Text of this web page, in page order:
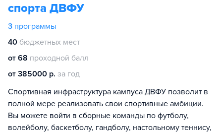
спорта ДВФУ
3 программы
40 бюджетных мест
от 68 проходной балл
от 385000 р. за год
Спортивная инфраструктура кампуса ДВФУ позволит в
полной мере реализовать свои спортивные амбиции.
Вы можете войти в сборные команды по футболу,
волейболу, баскетболу, гандболу, настольному теннису,